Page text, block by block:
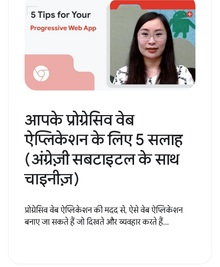
आपके प्रोग्रेसिव वेब
ऐप्लिकेशन के लिए 5 सलाह
(अंग्रेज़ी सबटाइटल के साथ
चाइनीज़)
प्रोग्रेसिव वेब ऐप्लिकेशन की मदद से, ऐसे वेब ऐप्लिकेशन
बनाए जा सकते हैं जो दिखते और व्यवहार करते हैं...